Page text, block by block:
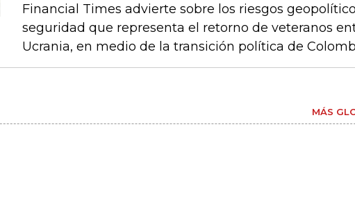
Financial Times advierte sobre los riesgos
seguridad que representa el retorno de veteranos
Ucrania, en medio de la transición política de
MÁS